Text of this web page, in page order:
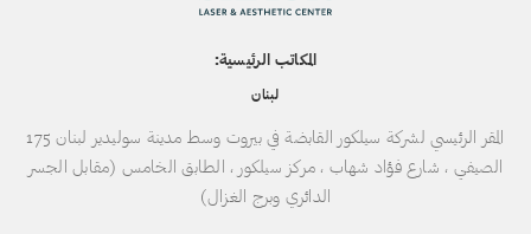
المكاتب الرئيسية:
لبنان
المقر الرئيسي لشركة سيلكور القابضة في بيروت وسط مدينة سوليدير لبنان 175
الصيفي ، شارع فؤاد شهاب ، مركز سيلكور ، الطابق الخامس (مقابل الجسر
الدائري وبرج الغزال)